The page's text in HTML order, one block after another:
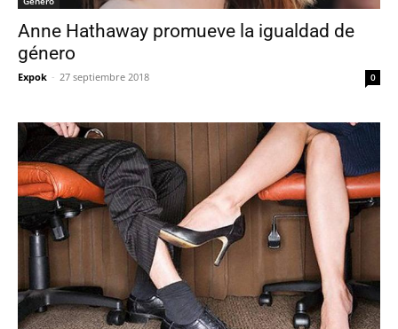
Anne Hathaway promueve la igualdad de
género
Expok - 27 septiembre 2018 0